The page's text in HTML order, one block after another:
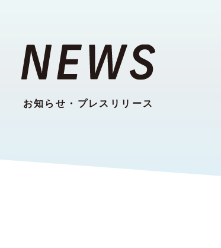
お知らせ・プレスリリース